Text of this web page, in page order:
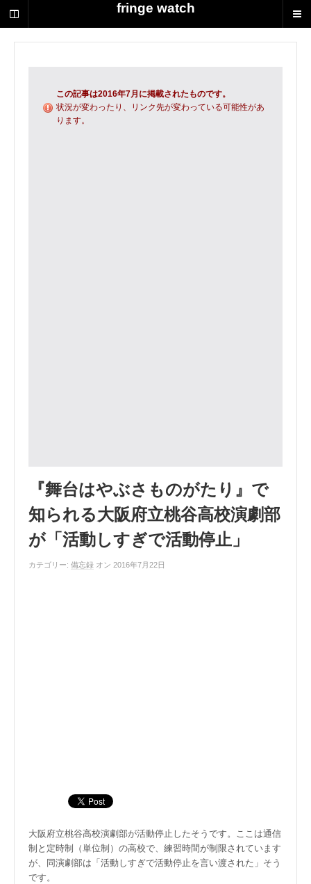
fringe watch
荻
野
この記事は2016年7月に掲載されたものです。
状況が変わったり、リンク先が変わっている可能性があ
ります。
『舞台はやぶさものがたり』で
知られる大阪府立桃谷高校演劇部
が「活動しすぎで活動停止」
カテゴリー: 備忘録 オン 2016年7月22日
大阪府立桃谷高校演劇部が活動停止したそうです。ここは通信
制と定時制（単位制）の高校で、練習時間が制限されています
が、同演劇部は「活動しすぎで活動停止を言い渡された」そう
です。